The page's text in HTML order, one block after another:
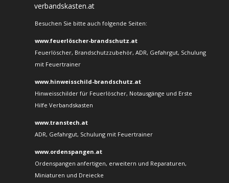
verbandskasten.at
Besuchen Sie bitte auch folgende Seiten:
www.feuerlöscher-brandschutz.at
Feuerlöscher, Brandschutzzubehör, ADR, Gefahrgut, Schulung
mit Feuertrainer
www.hinweisschild-brandschutz.at
Hinweisschilder für Feuerlöscher, Notausgänge und Erste
Hilfe Verbandskasten
www.transtech.at
ADR, Gefahrgut, Schulung mit Feuertrainer
www.ordenspangen.at
Ordenspangen anfertigen, erweitern und Reparaturen,
Miniaturen und Dreiecke